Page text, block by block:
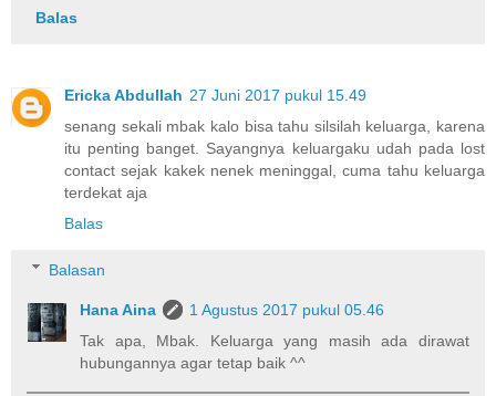
Balas
Ericka Abdullah 27 Juni 2017 pukul 15.49
senang sekali mbak kalo bisa tahu silsilah keluarga, karena
itu penting banget. Sayangnya keluargaku udah pada lost
contact sejak kakek nenek meninggal, cuma tahu keluarga
terdekat aja
Balas
Balasan
Hana Aina
1 Agustus 2017 pukul 05.46
Tak apa, Mbak. Keluarga yang masih ada dirawat
hubungannya agar tetap baik ^^